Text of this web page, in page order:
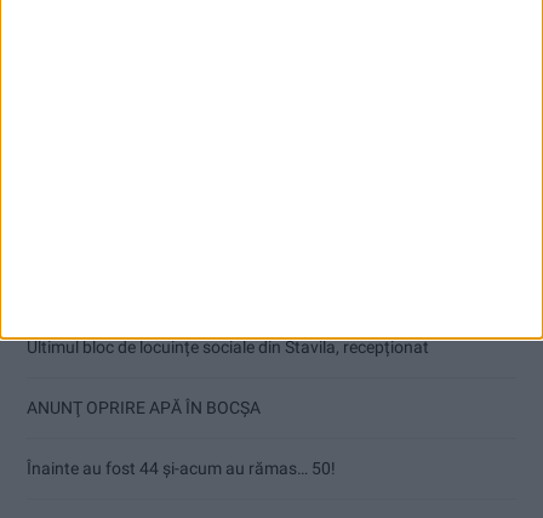
Ultimul bloc de locuințe sociale din Stavila, recepționat
ANUNŢ OPRIRE APĂ ÎN BOCȘA
Înainte au fost 44 și-acum au rămas… 50!